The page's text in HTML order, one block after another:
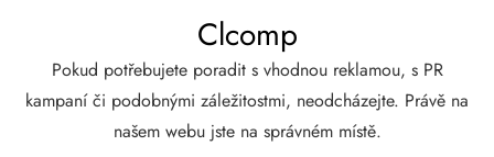
Clcomp
Pokud potřebujete poradit s vhodnou reklamou, s PR
kampaní či podobnými záležitostmi, neodcházejte. Právě na
našem webu jste na správném místě.